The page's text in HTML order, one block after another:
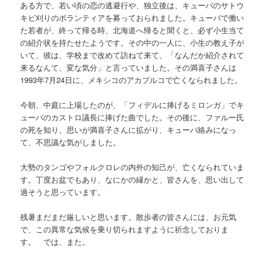
ある方で、若い頃の恋の逃避行や、独立後は、キューバのサトウ
キビ刈りのボランティアを募っておられました。キューバで働い
た若者が、終って帰る時、北海道へ帰ると聞くと、必ず小生当て
の紹介状を持たせたようです。その中の一人に、小生の教え子が
いて、彼は、学校まで改めて訪ねて来て、「なんだか紹介されて
来るなんて、変な気分」と言っていました。その満喜子さんは
1993年7月24日に、メキシコのアカプルコで亡くなられました。
今朝、中庭に上場したのが、「フィデルに捧げるミロンガ」でキ
ューバのカストロ議長に捧げた曲でした。その後に、ファルー氏
の死を知り、思いが満喜子さんに拡がり、キューバ絡みになっ
て、不思議な気がしました。
大勢のタンゴやフォルクロレの内外の知己が、亡くなられていま
す。丁度お盆でもあり、なにかの縁かと、皆さんを、思い出して
過そうと思っています。
残暑まだまだ厳しいと思います。散歩者の皆さんには、お元気
で、この異常な気候を乗り切られますように祈念しておりま
す。 では、また。